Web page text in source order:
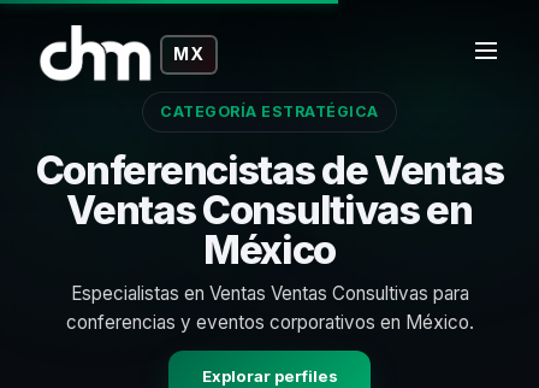
MX
CATEGORÍA ESTRATÉGICA
Conferencistas de Ventas
Ventas Consultivas en
México
Especialistas en Ventas Ventas Consultivas para
conferencias y eventos corporativos en México.
Explorar perfiles